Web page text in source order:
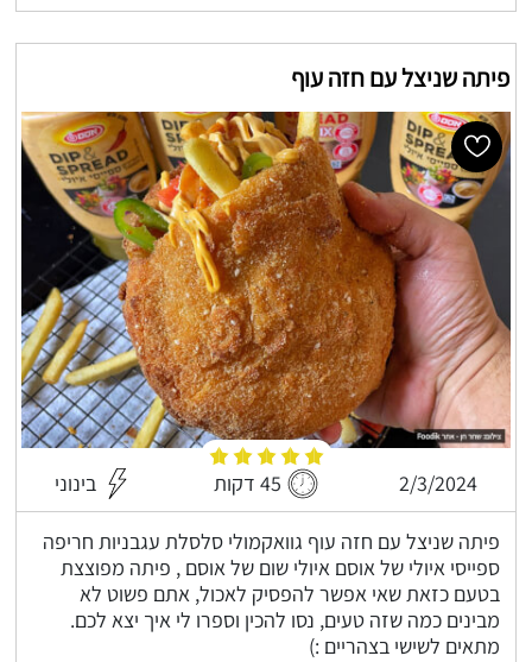
פיתה שניצל עם חזה עוף
2/3/2024 45 דקות בינוני
פיתה שניצל עם חזה עוף גוואקמולי סלסלת עגבניות חריפה
ספייסי איולי של אוסם איולי שום של אוסם , פיתה מפוצצת
בטעם כזאת שאי אפשר להפסיק לאכול, אתם פשוט לא
מבינים כמה שזה טעים, נסו להכין וספרו לי איך יצא לכם.
מתאים לשישי בצהריים :)